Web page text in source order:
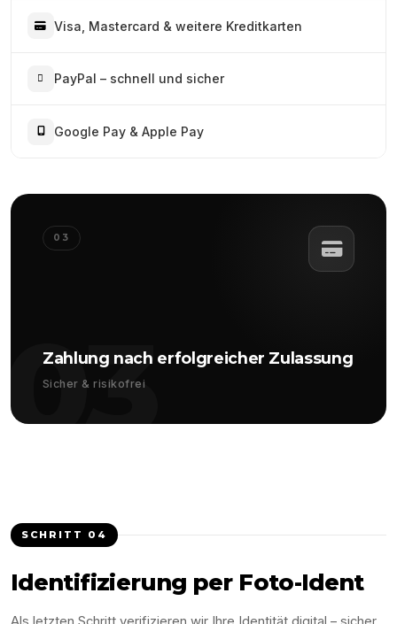
Visa, Mastercard & weitere Kreditkarten
PayPal – schnell und sicher
Google Pay & Apple Pay
03
03
Zahlung nach erfolgreicher Zulassung
Sicher & risikofrei
SCHRITT 04
Identifizierung per Foto-Ident